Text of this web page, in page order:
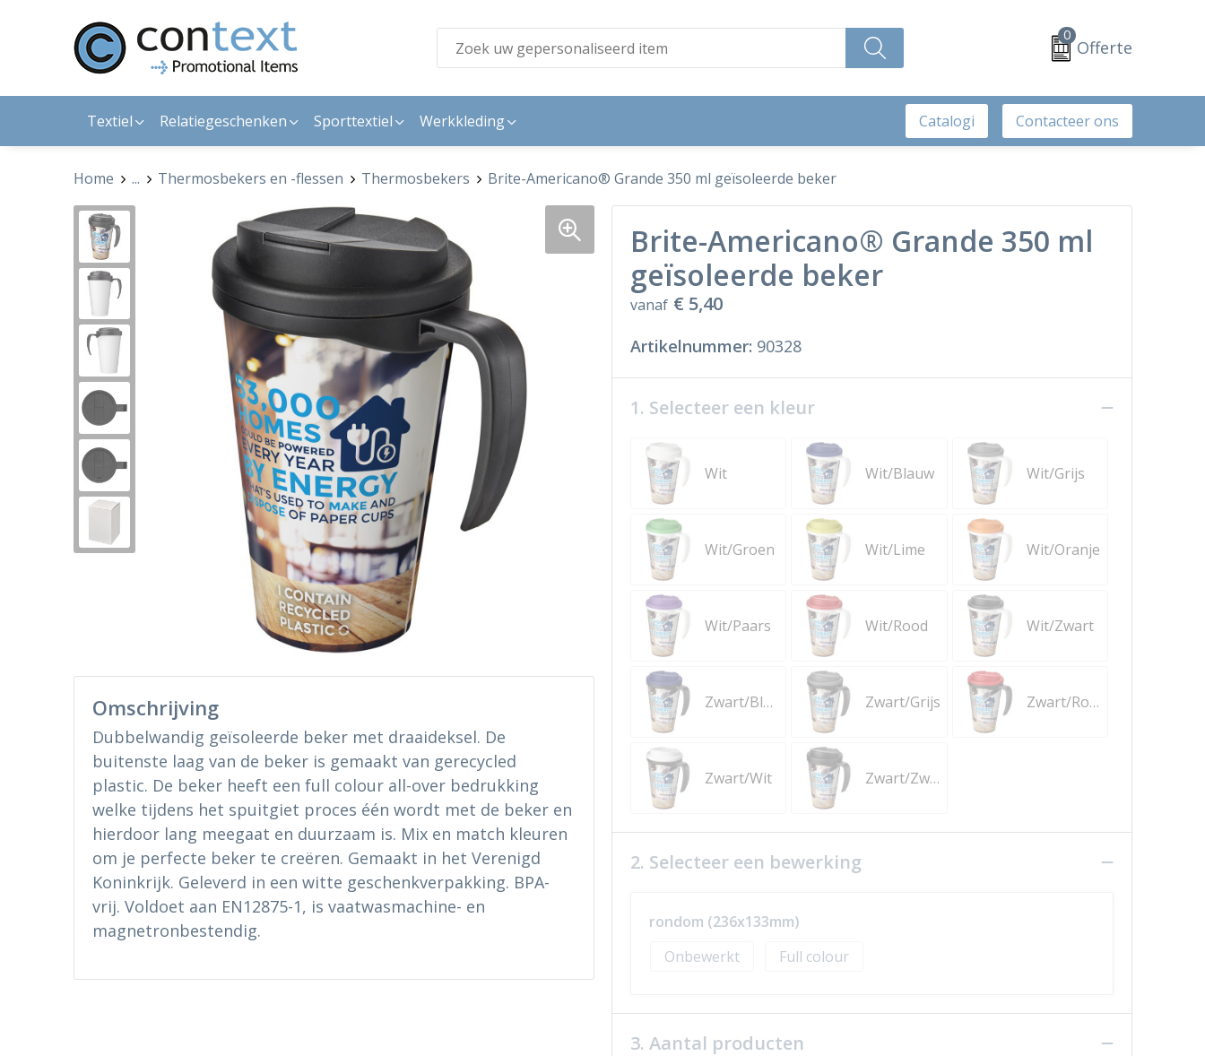
0
Offerte
Textiel Relatiegeschenken Sporttextiel Werkkleding Catalogi Contacteer ons
Home ... Thermosbekers en -flessen Thermosbekers Brite-Americano® Grande 350 ml geïsoleerde beker
Omschrijving
Dubbelwandig geïsoleerde beker met draaideksel. De
buitenste laag van de beker is gemaakt van gerecycled
plastic. De beker heeft een full colour all-over bedrukking
welke tijdens het spuitgiet proces één wordt met de beker en
hierdoor lang meegaat en duurzaam is. Mix en match kleuren
om je perfecte beker te creëren. Gemaakt in het Verenigd
Koninkrijk. Geleverd in een witte geschenkverpakking. BPA-
vrij. Voldoet aan EN12875-1, is vaatwasmachine- en
magnetronbestendig.
Brite-Americano® Grande 350 ml
geïsoleerde beker
vanaf € 5,40
Artikelnummer: 90328
1. Selecteer een kleur
Wit Wit/Blauw Wit/Grijs
Wit/Groen Wit/Lime Wit/Oranje
Wit/Paars Wit/Rood Wit/Zwart
Zwart/Blauw Zwart/Grijs Zwart/Rood
Zwart/Wit Zwart/Zwart
2. Selecteer een bewerking
rondom (236x133mm)
Onbewerkt
Full colour
3. Aantal producten